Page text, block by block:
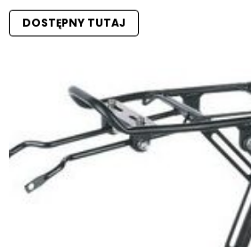
DOSTĘPNY TUTAJ